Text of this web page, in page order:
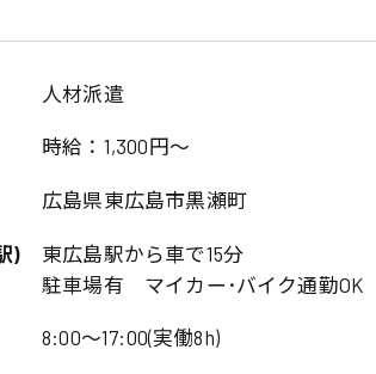
人材派遣
時給：1,300円～
広島県東広島市黒瀬町
)
東広島駅から車で15分
駐車場有 マイカー･バイク通勤OK
8:00〜17:00(実働8h)